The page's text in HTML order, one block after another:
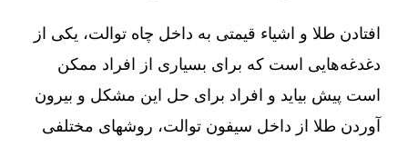
افتادن طلا و اشیاء قیمتی به داخل چاه توالت، یکی از
دغدغه‌هایی است که برای بسیاری از افراد ممکن
است پیش بیاید و افراد برای حل این مشکل و بیرون
آوردن طلا از داخل سیفون توالت، روشهای مختلفی